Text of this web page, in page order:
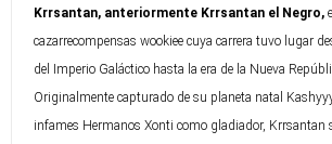
Krrsantan, anteriormente Krrsantan el Negro,
cazarrecompensas wookiee cuya carrera tuvo lugar
del Imperio Galáctico hasta la era de la Nueva
Originalmente capturado de su planeta natal
infames Hermanos Xonti como gladiador, Krrsantan